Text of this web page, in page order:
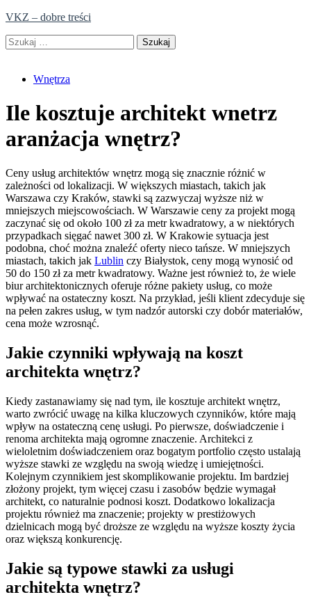
Skip
content
VKZ – dobre treści
Szukaj:
Wnętrza
Ile kosztuje architekt wnetrz
aranżacja wnętrz?
Ceny usług architektów wnętrz mogą się znacznie różnić w
zależności od lokalizacji. W większych miastach, takich jak
Warszawa czy Kraków, stawki są zazwyczaj wyższe niż w
mniejszych miejscowościach. W Warszawie ceny za projekt mogą
zaczynać się od około 100 zł za metr kwadratowy, a w niektórych
przypadkach sięgać nawet 300 zł. W Krakowie sytuacja jest
podobna, choć można znaleźć oferty nieco tańsze. W mniejszych
miastach, takich jak Lublin czy Białystok, ceny mogą wynosić od
50 do 150 zł za metr kwadratowy. Ważne jest również to, że wiele
biur architektonicznych oferuje różne pakiety usług, co może
wpływać na ostateczny koszt. Na przykład, jeśli klient zdecyduje się
na pełen zakres usług, w tym nadzór autorski czy dobór materiałów,
cena może wzrosnąć.
Jakie czynniki wpływają na koszt
architekta wnętrz?
Kiedy zastanawiamy się nad tym, ile kosztuje architekt wnętrz,
warto zwrócić uwagę na kilka kluczowych czynników, które mają
wpływ na ostateczną cenę usługi. Po pierwsze, doświadczenie i
renoma architekta mają ogromne znaczenie. Architekci z
wieloletnim doświadczeniem oraz bogatym portfolio często ustalają
wyższe stawki ze względu na swoją wiedzę i umiejętności.
Kolejnym czynnikiem jest skomplikowanie projektu. Im bardziej
złożony projekt, tym więcej czasu i zasobów będzie wymagał
architekt, co naturalnie podnosi koszt. Dodatkowo lokalizacja
projektu również ma znaczenie; projekty w prestiżowych
dzielnicach mogą być droższe ze względu na wyższe koszty życia
oraz większą konkurencję.
Jakie są typowe stawki za usługi
architekta wnętrz?